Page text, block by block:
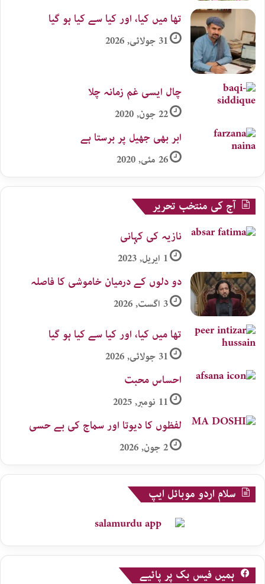
تھا میں کیا، اور کیا سے کیا ہو گیا
31 جولائی, 2026
چال ایسی غم زمانہ چلا
22 جون, 2020
ابر بھی جھیل پر برستا ہے
26 مئی, 2020
آج کی منتخب تحریر
نازیہ کی کہانی
1 اپریل, 2023
دو دلوں کے درمیان خاموشی کا فاصلہ
3 اگست, 2026
تھا میں کیا، اور کیا سے کیا ہو گیا
31 جولائی, 2026
احساس محبت
11 نومبر, 2025
لفظوں کا دیوتا اور سماج کی بے حسی
2 جون, 2026
سلام اردو موبائل ایپ
ہمیں فیس بک پر پائیے